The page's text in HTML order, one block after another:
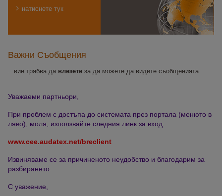
натиснете тук
Важни Съобщения
...вие трябва да влезетеза да можете да видите съобщенията
Уважаеми партньори,
При проблем с достъпа до системата през портала (менюто в
ляво), моля, използвайте следния линк за вход:
www.cee.audatex.net/breclient
Извиняваме се за причиненото неудобство и благодарим за
разбирането.
С уважение,